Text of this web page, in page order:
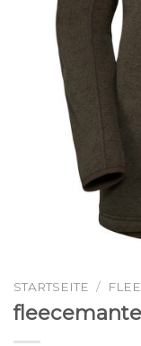
STARTSEITE /